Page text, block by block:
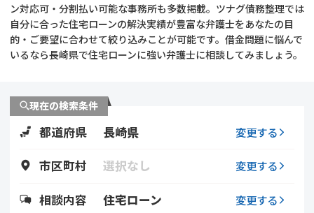
時効援用
会社破産・法人破産
債務整理
個人再生（民事再生）
ン対応可・分割払い可能な事務所も多数掲載。ツナグ債務整理では
自分に合った住宅ローンの解決実績が豊富な弁護士をあなたの目
的・ご要望に合わせて絞り込みことが可能です。借金問題に悩んで
いるなら長崎県で住宅ローンに強い弁護士に相談してみましょう。
現在の検索条件
都道府県 長崎県 変更する
市区町村 選択なし 変更する
相談内容 住宅ローン 変更する